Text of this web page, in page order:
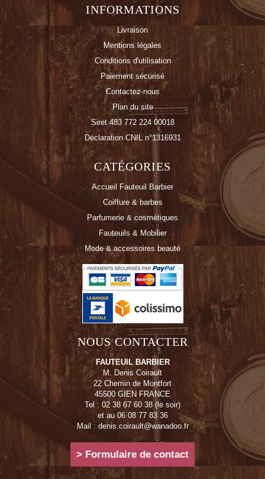
INFORMATIONS
Livraison
Mentions légales
Conditions d'utilisation
Paiement sécurisé
Contactez-nous
Plan du site
Siret 483 772 224 00018
Déclaration CNIL n°1316931
CATÉGORIES
Accueil Fauteuil Barbier
Coiffure & barbes
Parfumerie & cosmétiques
Fauteuils & Mobilier
Mode & accessoires beauté
NOUS CONTACTER
FAUTEUIL BARBIER
M. Denis Coirault
22 Chemin de Montfort
45500 GIEN FRANCE
Tel : 02 38 67 60 38 (le soir)
et au 06 08 77 83 36
Mail : denis.coirault@wanadoo.fr
> Formulaire de contact